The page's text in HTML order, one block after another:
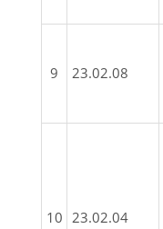
9 23.02.08
10 23.02.04